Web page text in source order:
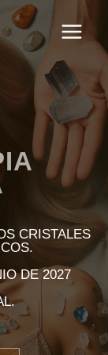
CRISTALES
DE 2027